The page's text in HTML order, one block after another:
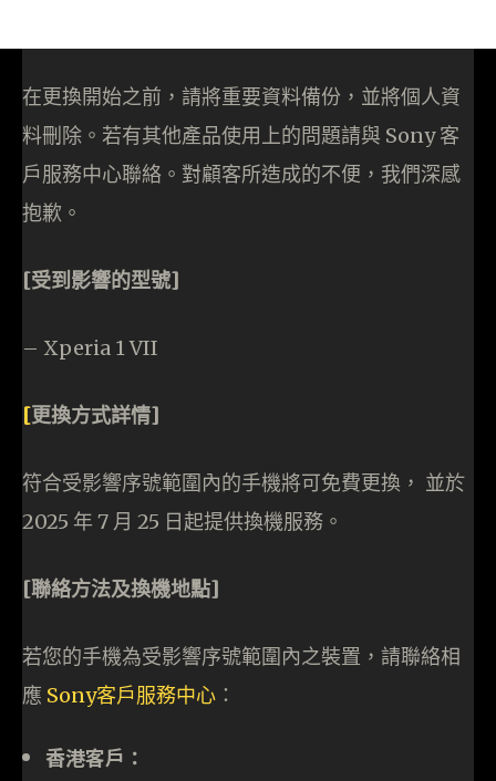
在更換開始之前，請將重要資料備份，並將個人資
料刪除。若有其他產品使用上的問題請與 Sony 客
戶服務中心聯絡。對顧客所造成的不便，我們深感
抱歉。
[受到影響的型號]
– Xperia 1 VII
[更換方式詳情]
符合受影響序號範圍內的手機將可免費更換， 並於
2025 年 7 月 25 日起提供換機服務。
[聯絡方法及換機地點]
若您的手機為受影響序號範圍內之裝置，請聯絡相
應 Sony客戶服務中心 ：
香港客戶：